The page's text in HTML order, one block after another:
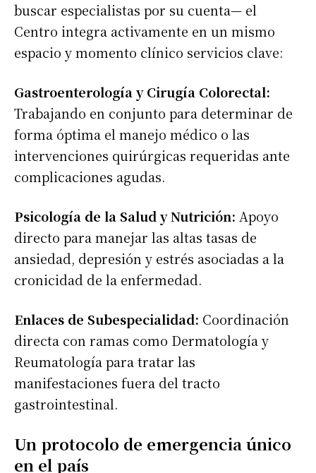
buscar especialistas por su cuenta— el
Centro integra activamente en un mismo
espacio y momento clínico servicios clave:
Gastroenterología y Cirugía Colorectal:
Trabajando en conjunto para determinar de
forma óptima el manejo médico o las
intervenciones quirúrgicas requeridas ante
complicaciones agudas.
Psicología de la Salud y Nutrición: Apoyo
directo para manejar las altas tasas de
ansiedad, depresión y estrés asociadas a la
cronicidad de la enfermedad.
Enlaces de Subespecialidad: Coordinación
directa con ramas como Dermatología y
Reumatología para tratar las
manifestaciones fuera del tracto
gastrointestinal.
Un protocolo de emergencia único
en el país